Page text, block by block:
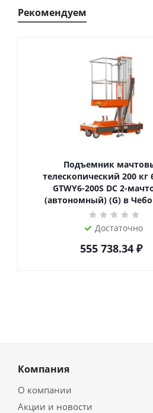
Рекомендуем
Подъемник
телескопический 200 кг 6 м TOR
GTWY6-200S DC 2-
(автономный) (G) в
Достаточно
555 738.34₽
Компания
О компании
Акции и новости